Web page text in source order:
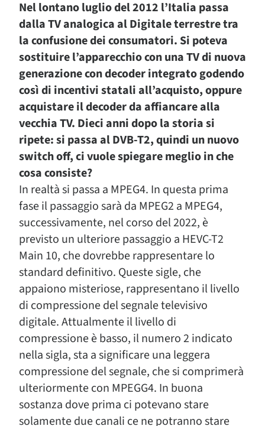
Nel lontano luglio del 2012 l’Italia passa
dalla TV analogica al Digitale terrestre tra
la confusione dei consumatori. Si poteva
sostituire l’apparecchio con una TV di nuova
generazione con decoder integrato godendo
così di incentivi statali all’acquisto, oppure
acquistare il decoder da affiancare alla
vecchia TV. Dieci anni dopo la storia si
ripete: si passa al DVB-T2, quindi un nuovo
switch off, ci vuole spiegare meglio in che
cosa consiste?
In realtà si passa a MPEG4. In questa prima
fase il passaggio sarà da MPEG2 a MPEG4,
successivamente, nel corso del 2022, è
previsto un ulteriore passaggio a HEVC-T2
Main 10, che dovrebbe rappresentare lo
standard definitivo. Queste sigle, che
appaiono misteriose, rappresentano il livello
di compressione del segnale televisivo
digitale. Attualmente il livello di
compressione è basso, il numero 2 indicato
nella sigla, sta a significare una leggera
compressione del segnale, che si comprimerà
ulteriormente con MPEGG4. In buona
sostanza dove prima ci potevano stare
solamente due canali ce ne potranno stare